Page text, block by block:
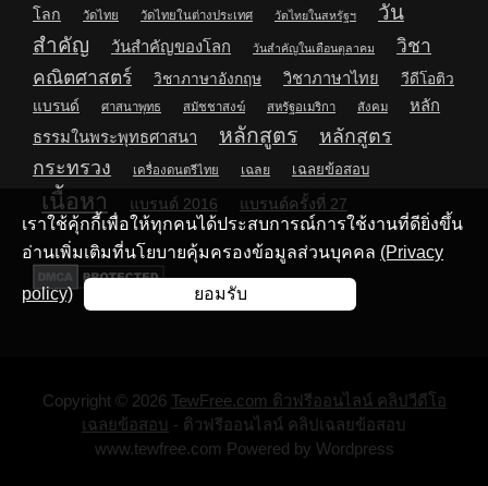
โลก
วัดไทย วัดไทยในต่างประเทศ วัดไทยในสหรัฐฯ
วัน
สำคัญ
วันสำคัญของโลก วันสำคัญในเดือนตุลาคม
วิชา
คณิตศาสตร์
วิชาภาษาอังกฤษ วิชาภาษาไทย
วีดีโอติว
แบรนด์
ศาสนาพุทธ สมัชชาสงฆ์ สหรัฐอเมริกา สังคม
หลัก
ธรรมในพระพุทธศาสนา
หลักสูตร
หลักสูตร
กระทรวง
เครื่องดนตรีไทย เฉลย เฉลยข้อสอบ
เนื้อหา แบรนด์ 2016 แบรนด์ครั้งที่ 27
เราใช้คุ้กกี้เพื่อให้ทุกคนได้ประสบการณ์การใช้งานที่ดียิ่งขึ้น
อ่านเพิ่มเติมที่นโยบายคุ้มครองข้อมูลส่วนบุคคล (Privacy
policy) ยอมรับ
Copyright © 2026 TewFree.com ติวฟรีออนไลน์ คลิปวีดีโอ
เฉลยข้อสอบ - ติวฟรีออนไลน์ คลิปเฉลยข้อสอบ
www.tewfree.com Powered by Wordpress